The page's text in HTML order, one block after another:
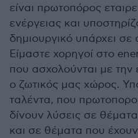
είναι πρωτοπόρος
ενέργειας και
δημιουργικό υπάρχει
Είμαστε χορηγοί στο
που ασχολούνται με την
ο ζωτικός μας χώρος.
ταλέντα, που
δίνουν λύσεις σε
και σε θέματα που